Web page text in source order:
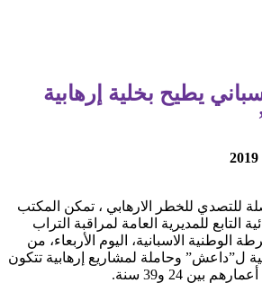
يطيح بخلية إرهابية
للتصدي للخطر الارهابي ، تمكن المكتب
التابع للمديرية العامة لمراقبة التراب
الوطنية الاسبانية، اليوم الأربعاء، من
ل”داعش” وحاملة لمشاريع إرهابية تتكون
بين 24 و39 سنة.